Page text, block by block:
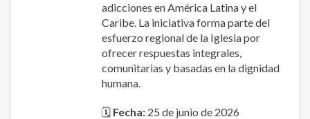
adicciones en América Latina y el
Caribe. La iniciativa forma parte del
esfuerzo regional de la Iglesia por
ofrecer respuestas integrales,
comunitarias y basadas en la dignidad
humana.
🗓 Fecha: 25 de junio de 2026